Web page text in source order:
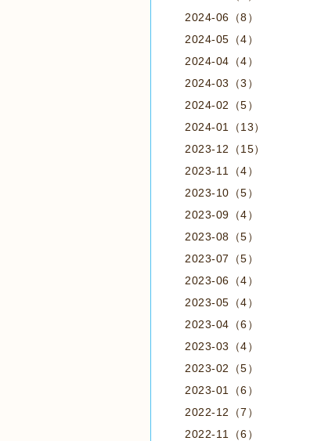
2024-06（8）
2024-05（4）
2024-04（4）
2024-03（3）
2024-02（5）
2024-01（13）
2023-12（15）
2023-11（4）
2023-10（5）
2023-09（4）
2023-08（5）
2023-07（5）
2023-06（4）
2023-05（4）
2023-04（6）
2023-03（4）
2023-02（5）
2023-01（6）
2022-12（7）
2022-11（6）